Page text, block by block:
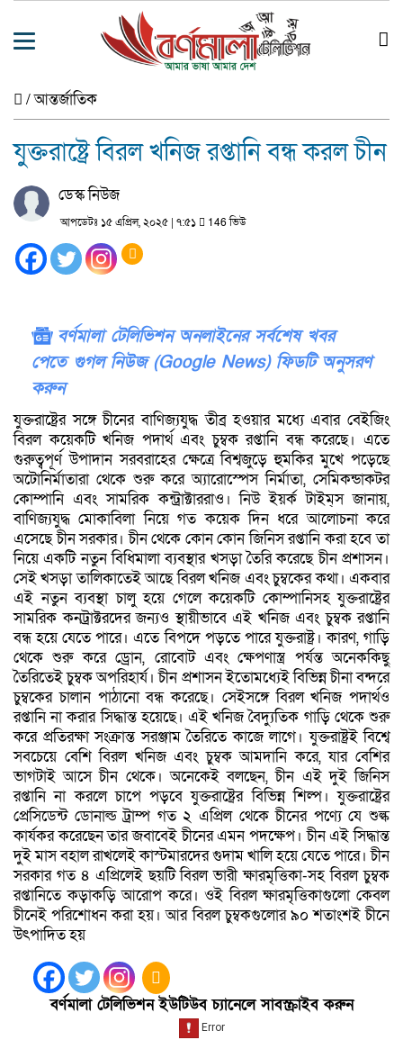
/আন্তর্জাতিক
যুক্তরাষ্ট্রে বিরল খনিজ রপ্তানি বন্ধ করল চীন
ডেস্ক নিউজ
আপডেটঃ ১৫ এপ্রিল, ২০২৫ | ৭:৫১ 146 ভিউ
বর্ণমালা টেলিভিশন অনলাইনের সর্বশেষ খবর
পেতে গুগল নিউজ (Google News) ফিডটি অনুসরণ
করুন
যুক্তরাষ্ট্রের সঙ্গে চীনের বাণিজ্যযুদ্ধ তীব্র হওয়ার মধ্যে এবার বেইজিং
বিরল কয়েকটি খনিজ পদার্থ এবং চুম্বক রপ্তানি বন্ধ করেছে। এতে
গুরুত্বপূর্ণ উপাদান সরবরাহের ক্ষেত্রে বিশ্বজুড়ে হুমকির মুখে পড়েছে
অটোনির্মাতারা থেকে শুরু করে অ্যারোস্পেস নির্মাতা, সেমিকন্ডাকটর
কোম্পানি এবং সামরিক কন্ট্রাক্টাররাও। নিউ ইয়র্ক টাইম্‌স জানায়,
বাণিজ্যযুদ্ধ মোকাবিলা নিয়ে গত কয়েক দিন ধরে আলোচনা করে
এসেছে চীন সরকার। চীন থেকে কোন কোন জিনিস রপ্তানি করা হবে তা
নিয়ে একটি নতুন বিধিমালা ব্যবস্থার খসড়া তৈরি করেছে চীন প্রশাসন।
সেই খসড়া তালিকাতেই আছে বিরল খনিজ এবং চুম্বকের কথা। একবার
এই নতুন ব্যবস্থা চালু হয়ে গেলে কয়েকটি কোম্পানিসহ যুক্তরাষ্ট্রের
সামরিক কনট্রাক্টরদের জন্যও স্থায়ীভাবে এই খনিজ এবং চুম্বক রপ্তানি
বন্ধ হয়ে যেতে পারে। এতে বিপদে পড়তে পারে যুক্তরাষ্ট্র। কারণ, গাড়ি
থেকে শুরু করে ড্রোন, রোবোট এবং ক্ষেপণাস্ত্র পর্যন্ত অনেককিছু
তৈরিতেই চুম্বক অপরিহার্য। চীন প্রশাসন ইতোমধ্যেই বিভিন্ন চীনা বন্দরে
চুম্বকের চালান পাঠানো বন্ধ করেছে। সেইসঙ্গে বিরল খনিজ পদার্থও
রপ্তানি না করার সিদ্ধান্ত হয়েছে। এই খনিজ বৈদ্যুতিক গাড়ি থেকে শুরু
করে প্রতিরক্ষা সংক্রান্ত সরঞ্জাম তৈরিতে কাজে লাগে। যুক্তরাষ্ট্রই বিশ্বে
সবচেয়ে বেশি বিরল খনিজ এবং চুম্বক আমদানি করে, যার বেশির
ভাগটাই আসে চীন থেকে। অনেকেই বলছেন, চীন এই দুই জিনিস
রপ্তানি না করলে চাপে পড়বে যুক্তরাষ্ট্রের বিভিন্ন শিল্প। যুক্তরাষ্ট্রের
প্রেসিডেন্ট ডোনাল্ড ট্রাম্প গত ২ এপ্রিল থেকে চীনের পণ্যে যে শুল্ক
কার্যকর করেছেন তার জবাবেই চীনের এমন পদক্ষেপ। চীন এই সিদ্ধান্ত
দুই মাস বহাল রাখলেই কাস্টমারদের গুদাম খালি হয়ে যেতে পারে। চীন
সরকার গত ৪ এপ্রিলেই ছয়টি বিরল ভারী ক্ষারমৃত্তিকা-সহ বিরল চুম্বক
রপ্তানিতে কড়াকড়ি আরোপ করে। ওই বিরল ক্ষারমৃত্তিকাগুলো কেবল
চীনেই পরিশোধন করা হয়। আর বিরল চুম্বকগুলোর ৯০ শতাংশই চীনে
উৎপাদিত হয়
বর্ণমালা টেলিভিশন ইউটিউব চ্যানেলে সাবস্ক্রাইব করুন